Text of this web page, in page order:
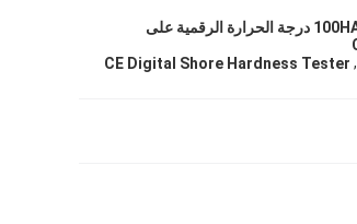
0.1HA مقياس طول الشاطئ الرقمي,0-100HA درجة الحرارة الرقمية على
,
CE Digital Shore Hardness Tester